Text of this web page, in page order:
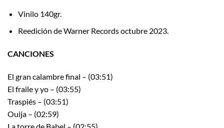
Vinilo 140gr.
Reedición de Warner Records octubre 2023.
CANCIONES
El gran calambre final – (03:51)
El fraile y yo – (03:55)
Traspiés – (03:51)
Ouija – (02:59)